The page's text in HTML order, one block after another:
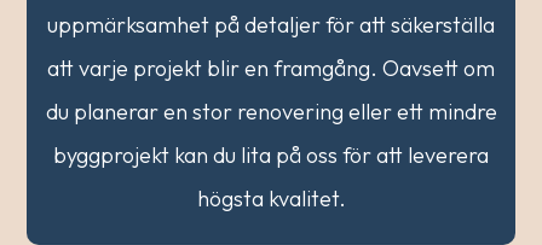
uppmärksamhet på detaljer för att säkerställa
att varje projekt blir en framgång. Oavsett om
du planerar en stor renovering eller ett mindre
byggprojekt kan du lita på oss för att leverera
högsta kvalitet.